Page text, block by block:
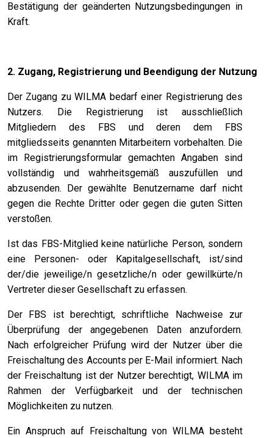
Bestätigung der geänderten Nutzungsbedingungen in
Kraft.
2. Zugang, Registrierung und Beendigung der Nutzung
Der Zugang zu WILMA bedarf einer Registrierung des
Nutzers. Die Registrierung ist ausschließlich
Mitgliedern des FBS und deren dem FBS
mitgliedsseits genannten Mitarbeitern vorbehalten. Die
im Registrierungsformular gemachten Angaben sind
vollständig und wahrheitsgemäß auszufüllen und
abzusenden. Der gewählte Benutzername darf nicht
gegen die Rechte Dritter oder gegen die guten Sitten
verstoßen.
Ist das FBS-Mitglied keine natürliche Person, sondern
eine Personen- oder Kapitalgesellschaft, ist/sind
der/die jeweilige/n gesetzliche/n oder gewillkürte/n
Vertreter dieser Gesellschaft zu erfassen.
Der FBS ist berechtigt, schriftliche Nachweise zur
Überprüfung der angegebenen Daten anzufordern.
Nach erfolgreicher Prüfung wird der Nutzer über die
Freischaltung des Accounts per E-Mail informiert. Nach
der Freischaltung ist der Nutzer berechtigt, WILMA im
Rahmen der Verfügbarkeit und der technischen
Möglichkeiten zu nutzen.
Ein Anspruch auf Freischaltung von WILMA besteht